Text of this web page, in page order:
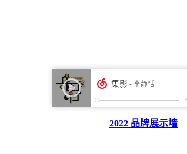
2022 品牌展示墙